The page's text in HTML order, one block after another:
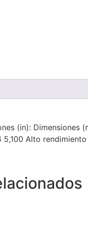
(in): Dimensiones
5,100 Alto